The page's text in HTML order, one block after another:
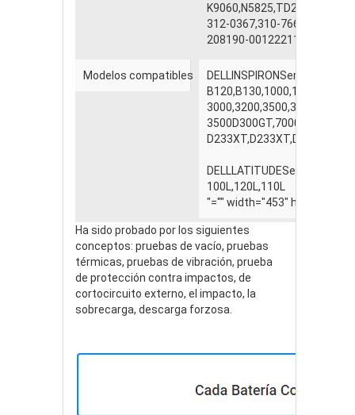
312-0367,310-7667,PA-
208190-001222113-
Modelos compatibles
DELLINSPIRONSeries:
DELLLATITUDESeries:
100L,120L,110L
"="" width="453"
Ha sido probado por los siguientes
conceptos: pruebas de vacío, pruebas
térmicas, pruebas de vibración, prueba
de protección contra impactos, de
cortocircuito externo, el impacto, la
sobrecarga, descarga forzosa.